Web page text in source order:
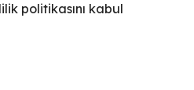
politikasını kabul